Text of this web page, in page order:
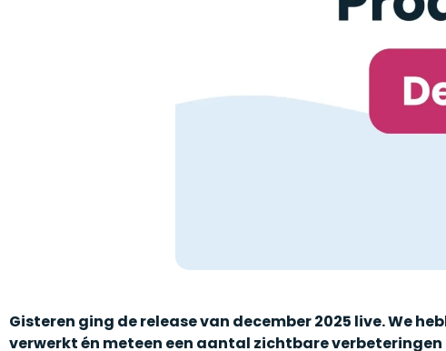
Gisteren ging de release van december 2025 live. We
verwerkt én meteen een aantal zichtbare verbeteringen